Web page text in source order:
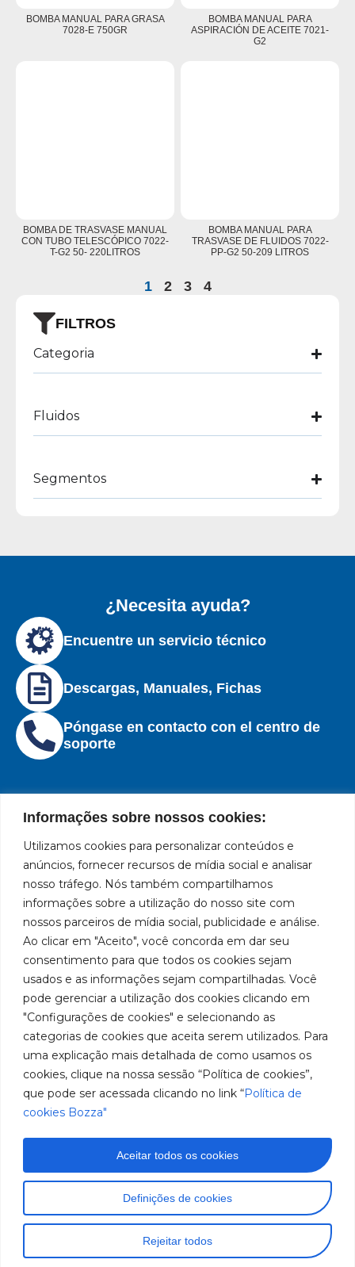
Informações sobre nossos cookies:
Utilizamos cookies para personalizar conteúdos e
anúncios, fornecer recursos de mídia social e analisar
nosso tráfego. Nós também compartilhamos
informações sobre a utilização do nosso site com
nossos parceiros de mídia social, publicidade e análise.
Ao clicar em "Aceito", você concorda em dar seu
consentimento para que todos os cookies sejam
usados e as informações sejam compartilhadas. Você
pode gerenciar a utilização dos cookies clicando em
"Configurações de cookies" e selecionando as
categorias de cookies que aceita serem utilizados. Para
uma explicação mais detalhada de como usamos os
cookies, clique na nossa sessão “Política de cookies”,
que pode ser acessada clicando no link “Política de
cookies Bozza"
Definições de cookies
Rejeitar todos
Aceitar todos os cookies
FILTROS
Categoria
Fluidos
Segmentos
BOMBA MANUAL PARA GRASA
7028-E 750GR
BOMBA MANUAL PARA
ASPIRACIÓN DE ACEITE 7021-
G2
BOMBA DE TRASVASE MANUAL
CON TUBO TELESCÓPICO 7022-
T-G2 50- 220LITROS
BOMBA MANUAL PARA
TRASVASE DE FLUIDOS 7022-
PP-G2 50-209 LITROS
1 2 3 4
¿Necesita ayuda?
Encuentre un servicio técnico
Descargas, Manuales, Fichas
Póngase en contacto con el centro de
soporte
Marca
líder
en
fabricación
de
equipos
para
lubricación
abastecimiento
de
América
del
Sur.
Políticas
de
privacidad
Políticas
de
cookies
Institucional
Institucional
Centros de
Servicio
Autorizados
Sea un
Representante
Trabaje con
Ubicación
Rua
931 – Anexo
Anita
Franchini,
50/96
Bairro: Santa
Terezinha
São Bernardo
SP
CEP: 09780-
001
Hable
con
SAC: 0800
Redes
sociales
Youtube
LinkedIn
Instagram
Imágenes meramente ilustrativas. Información sujeta a
cambios sin previo aviso. Todos los derechos
Ltda.